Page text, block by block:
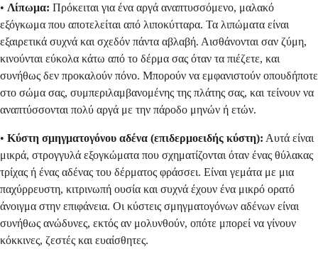
• Λίπωμα: Πρόκειται για ένα αργά αναπτυσσόμενο, μαλακό
εξόγκωμα που αποτελείται από λιποκύτταρα. Τα λιπώματα είναι
εξαιρετικά συχνά και σχεδόν πάντα αβλαβή. Αισθάνονται σαν ζύμη,
κινούνται εύκολα κάτω από το δέρμα σας όταν τα πιέζετε, και
συνήθως δεν προκαλούν πόνο. Μπορούν να εμφανιστούν οπουδήποτε
στο σώμα σας, συμπεριλαμβανομένης της πλάτης σας, και τείνουν να
αναπτύσσονται πολύ αργά με την πάροδο μηνών ή ετών.
• Κύστη σμηγματογόνου αδένα (επιδερμοειδής κύστη): Αυτά είναι
μικρά, στρογγυλά εξογκώματα που σχηματίζονται όταν ένας θύλακας
τρίχας ή ένας αδένας του δέρματος φράσσει. Είναι γεμάτα με μια
παχύρρευστη, κιτρινωπή ουσία και συχνά έχουν ένα μικρό ορατό
άνοιγμα στην επιφάνεια. Οι κύστεις σμηγματογόνων αδένων είναι
συνήθως ανώδυνες, εκτός αν μολυνθούν, οπότε μπορεί να γίνουν
κόκκινες, ζεστές και ευαίσθητες.